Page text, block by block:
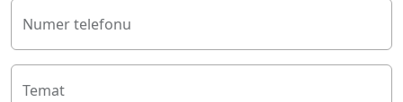
Numer telefonu
Temat